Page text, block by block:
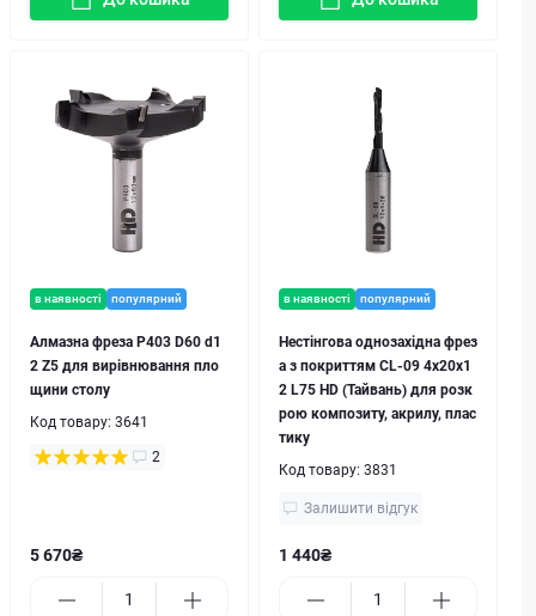
в наявності популярний
Алмазна фреза P403 D60 d1
2 Z5 для вирівнювання пло
щини столу
Код товару: 3641
2
5 670₴
в наявності популярний
Нестінгова однозахідна фрез
а з покриттям CL-09 4х20х1
2 L75 HD (Тайвань) для розк
рою композиту, акрилу, плас
тику
Код товару: 3831
Залишити відгук
1 440₴